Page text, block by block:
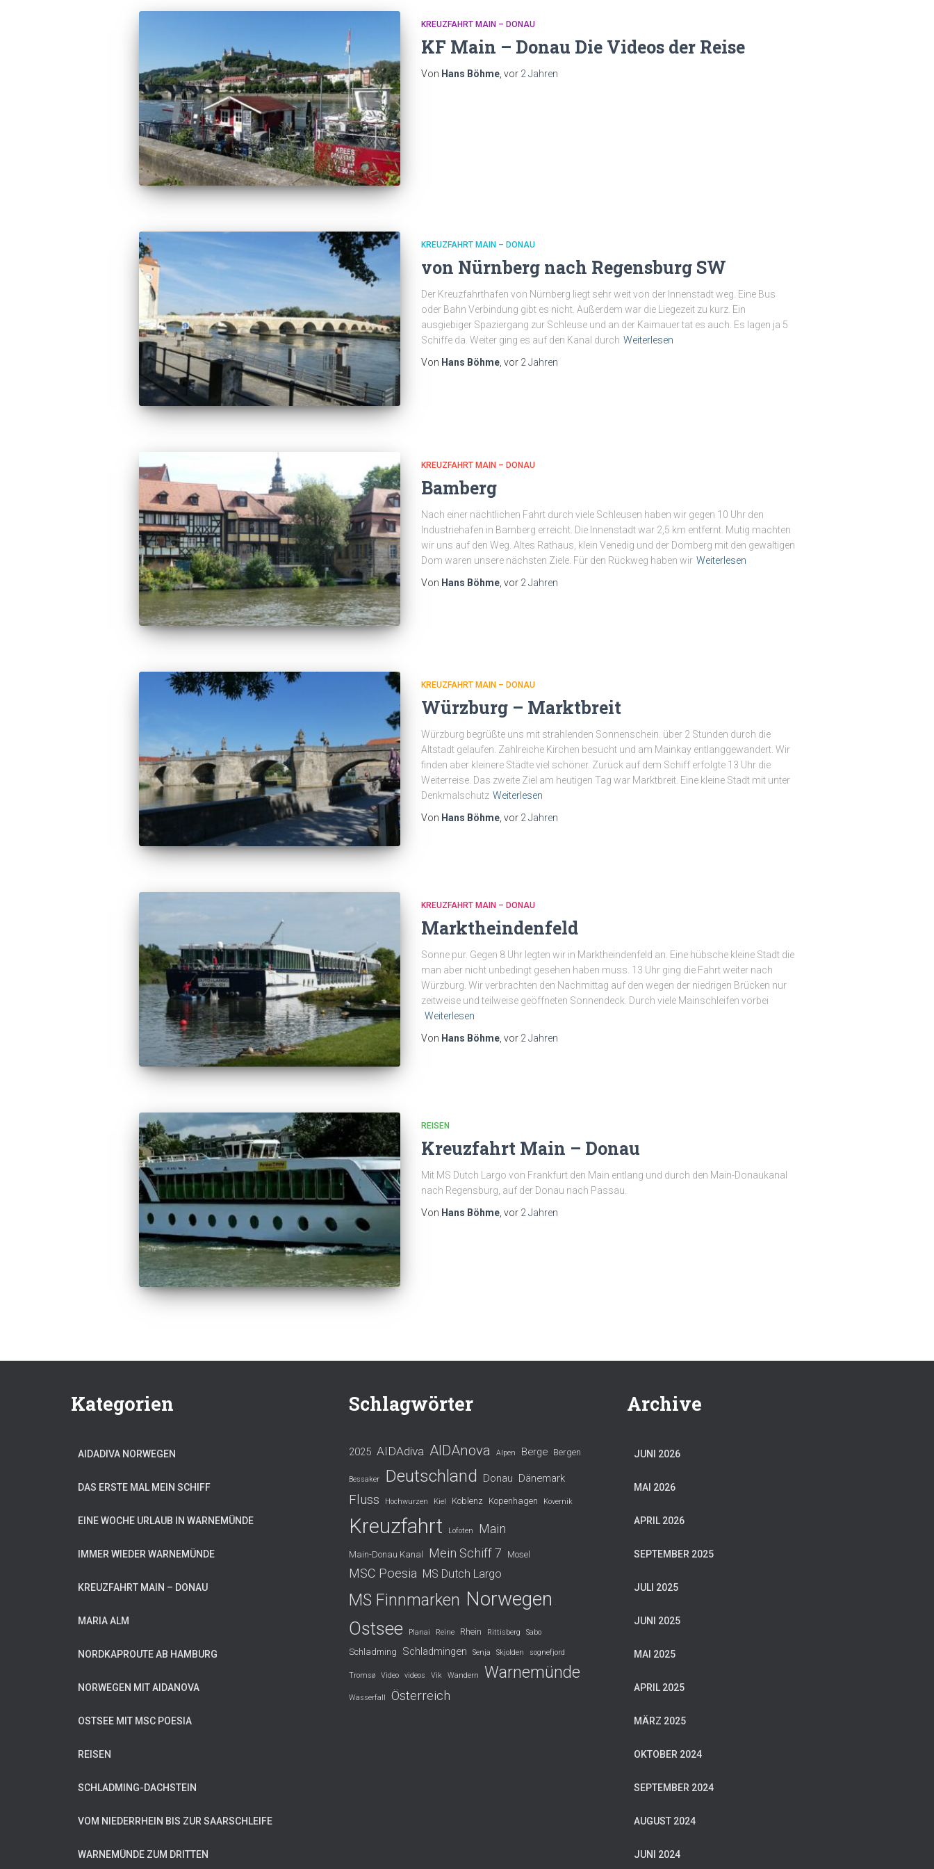
KREUZFAHRT MAIN – DONAU
KF Main – Donau Die Videos der Reise
Von Hans Böhme, vor 2 Jahren
KREUZFAHRT MAIN – DONAU
von Nürnberg nach Regensburg SW
Der Kreuzfahrthafen von Nürnberg liegt sehr weit von der Innenstadt weg. Eine Bus
oder Bahn Verbindung gibt es nicht. Außerdem war die Liegezeit zu kurz. Ein
ausgiebiger Spaziergang zur Schleuse und an der Kaimauer tat es auch. Es lagen ja 5
Schiffe da. Weiter ging es auf den Kanal durch Weiterlesen
Von Hans Böhme, vor 2 Jahren
KREUZFAHRT MAIN – DONAU
Bamberg
Nach einer nächtlichen Fahrt durch viele Schleusen haben wir gegen 10 Uhr den
Industriehafen in Bamberg erreicht. Die Innenstadt war 2,5 km entfernt. Mutig machten
wir uns auf den Weg. Altes Rathaus, klein Venedig und der Domberg mit den gewaltigen
Dom waren unsere nächsten Ziele. Für den Rückweg haben wir Weiterlesen
Von Hans Böhme, vor 2 Jahren
KREUZFAHRT MAIN – DONAU
Würzburg – Marktbreit
Würzburg begrüßte uns mit strahlenden Sonnenschein. über 2 Stunden durch die
Altstadt gelaufen. Zahlreiche Kirchen besucht und am Mainkay entlanggewandert. Wir
finden aber kleinere Städte viel schöner. Zurück auf dem Schiff erfolgte 13 Uhr die
Weiterreise. Das zweite Ziel am heutigen Tag war Marktbreit. Eine kleine Stadt mit unter
Denkmalschutz Weiterlesen
Von Hans Böhme, vor 2 Jahren
KREUZFAHRT MAIN – DONAU
Marktheindenfeld
Sonne pur. Gegen 8 Uhr legten wir in Marktheindenfeld an. Eine hübsche kleine Stadt die
man aber nicht unbedingt gesehen haben muss. 13 Uhr ging die Fahrt weiter nach
Würzburg. Wir verbrachten den Nachmittag auf den wegen der niedrigen Brücken nur
zeitweise und teilweise geöffneten Sonnendeck. Durch viele Mainschleifen vorbei
Weiterlesen
Von Hans Böhme, vor 2 Jahren
REISEN
Kreuzfahrt Main – Donau
Mit MS Dutch Largo von Frankfurt den Main entlang und durch den Main-Donaukanal
nach Regensburg, auf der Donau nach Passau.
Von Hans Böhme, vor 2 Jahren
Kategorien
AIDADIVA NORWEGEN
DAS ERSTE MAL MEIN SCHIFF
EINE WOCHE URLAUB IN WARNEMÜNDE
IMMER WIEDER WARNEMÜNDE
KREUZFAHRT MAIN – DONAU
MARIA ALM
NORDKAPROUTE AB HAMBURG
NORWEGEN MIT AIDANOVA
OSTSEE MIT MSC POESIA
REISEN
SCHLADMING-DACHSTEIN
VOM NIEDERRHEIN BIS ZUR SAARSCHLEIFE
WARNEMÜNDE ZUM DRITTEN
Schlagwörter
2025 AIDAdiva AIDAnova Alpen Berge Bergen
Bessaker Deutschland Donau Dänemark
Fluss Hochwurzen Kiel Koblenz Kopenhagen Kovernik
Kreuzfahrt Lofoten Main
Main-Donau Kanal Mein Schiff 7 Mosel
MSC Poesia MS Dutch Largo
MS Finnmarken Norwegen
Ostsee Planai Reine Rhein Rittisberg Sabo
Schladming Schladmingen Senja Skjolden sognefjord
Tromsø Video videos Vik Wandern Warnemünde
Wasserfall Österreich
Archive
JUNI 2026
MAI 2026
APRIL 2026
SEPTEMBER 2025
JULI 2025
JUNI 2025
MAI 2025
APRIL 2025
MÄRZ 2025
OKTOBER 2024
SEPTEMBER 2024
AUGUST 2024
JUNI 2024